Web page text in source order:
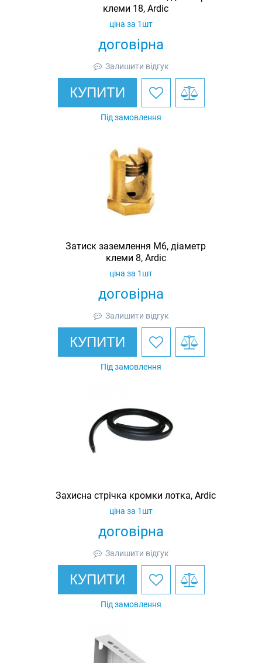
клеми 18, Ardic
договірна
ціна за 1шт
Залишити відгук
КУПИТИ
Під замовлення
Затиск заземлення M6, діаметр
клеми 8, Ardic
договірна
ціна за 1шт
Залишити відгук
КУПИТИ
Під замовлення
Захисна стрічка кромки лотка, Ardic
договірна
ціна за 1шт
Залишити відгук
КУПИТИ
Під замовлення